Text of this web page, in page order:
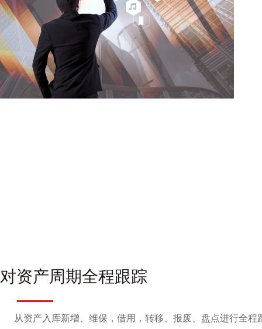
对资产周期全程跟踪
从资产入库新增、维保，借用，转移、报废、盘点进行全程